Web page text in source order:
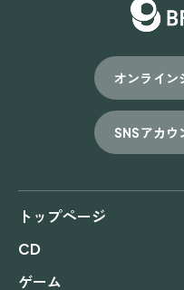
オンライン
SNSアカウ
トップページ
CD
ゲーム